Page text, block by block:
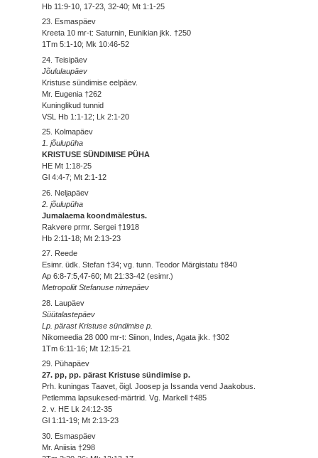
Hb 11:9-10, 17-23, 32-40; Mt 1:1-25
23. Esmaspäev
Kreeta 10 mr-t: Saturnin, Eunikian jkk. †250
1Tm 5:1-10; Mk 10:46-52
24. Teisipäev
Jõululaupäev
Kristuse sündimise eelpäev.
Mr. Eugenia †262
Kuninglikud tunnid
VSL Hb 1:1-12; Lk 2:1-20
25. Kolmapäev
1. jõulupüha
KRISTUSE SÜNDIMISE PÜHA
HE Mt 1:18-25
Gl 4:4-7; Mt 2:1-12
26. Neljapäev
2. jõulupüha
Jumalaema koondmälestus.
Rakvere prmr. Sergei †1918
Hb 2:11-18; Mt 2:13-23
27. Reede
Esimr. üdk. Stefan †34; vg. tunn. Teodor Märgistatu †840
Ap 6:8-7:5,47-60; Mt 21:33-42 (esimr.)
Metropoliit Stefanuse nimepäev
28. Laupäev
Süütalastepäev
Lp. pärast Kristuse sündimise p.
Nikomeedia 28 000 mr-t: Siinon, Indes, Agata jkk. †302
1Tm 6:11-16; Mt 12:15-21
29. Pühapäev
27. pp, pp. pärast Kristuse sündimise p.
Prh. kuningas Taavet, õigl. Joosep ja Issanda vend Jaakobus.
Petlemma lapsukesed-märtrid. Vg. Markell †485
2. v. HE Lk 24:12-35
Gl 1:11-19; Mt 2:13-23
30. Esmaspäev
Mr. Aniisia †298